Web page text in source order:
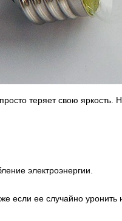
теряет свою яркость.
электроэнергии.
если ее случайно уронить